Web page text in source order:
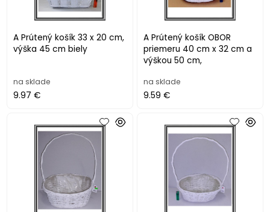
A Prútený košík 33 x 20 cm,
výška 45 cm biely
na sklade
9.97 €
A Prútený košík OBOR
priemeru 40 cm x 32 cm a
výškou 50 cm,
na sklade
9.59 €